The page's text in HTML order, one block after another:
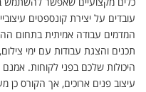
עובדים על יצירת קונספטים
המדמים עבודה אמיתית בתחום
תכנים והצגת עבודות עם ימי
היכולות שלכם בפני לקוחות. אמנם
עיצוב פנים ארוכים, אך הקורס כן